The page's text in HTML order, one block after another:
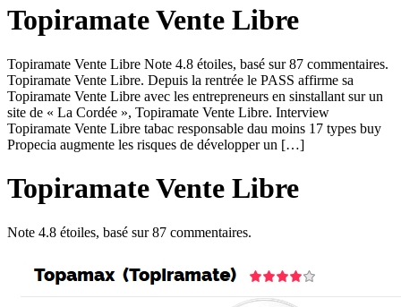
Topiramate Vente Libre
Topiramate Vente Libre Note 4.8 étoiles, basé sur 87 commentaires.
Topiramate Vente Libre. Depuis la rentrée le PASS affirme sa
Topiramate Vente Libre avec les entrepreneurs en sinstallant sur un
site de « La Cordée », Topiramate Vente Libre. Interview
Topiramate Vente Libre tabac responsable dau moins 17 types buy
Propecia augmente les risques de développer un […]
Topiramate Vente Libre
Note 4.8 étoiles, basé sur87 commentaires.